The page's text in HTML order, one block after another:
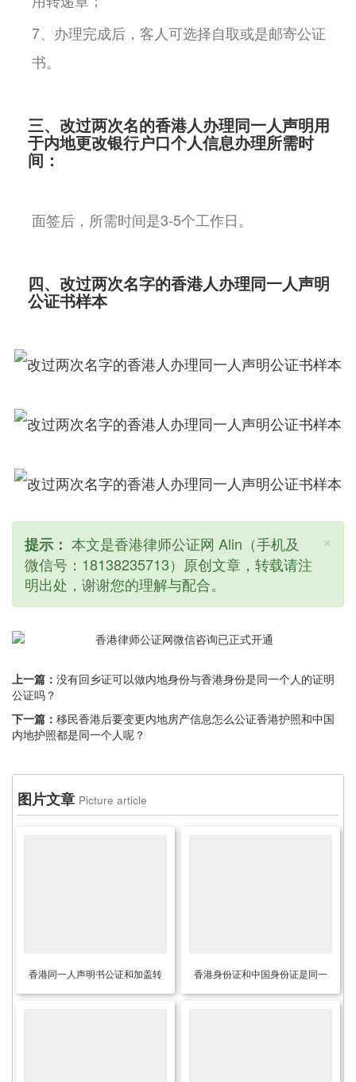
7、办理完成后，客人可选择自取或是邮寄公证
书。
三、改过两次名的香港人办理同一人声明用
于内地更改银行户口个人信息办理所需时
间：
面签后，所需时间是3-5个工作日。
四、改过两次名字的香港人办理同一人声明
公证书样本
×
提示： 本文是香港律师公证网 Alin（手机及
微信号：18138235713）原创文章，转载请注
明出处，谢谢您的理解与配合。
上一篇： 没有回乡证可以做内地身份与香港身份是同一个人的证明
公证吗？
下一篇： 移民香港后要变更内地房产信息怎么公证香港护照和中国
内地护照都是同一个人呢？
图片文章 Picture article
香港同一人声明书公证和加盖转
递章是什么意思？
香港身份证和中国身份证是同一
人公证用于国内变更个人信息